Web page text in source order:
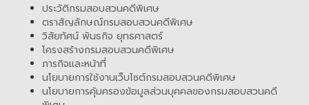
ประวัติกรมสอบสวนคดีพิเศษ
ตราสัญลักษณ์กรมสอบสวนคดีพิเศษ
วิสัยทัศน์ พันธกิจ ยุทธศาสตร์
โครงสร้างกรมสอบสวนคดีพิเศษ
ภารกิจและหน้าที่
นโยบายการใช้งานเว็บไซต์กรมสอบสวนคดีพิเศษ
นโยบายการคุ้มครองข้อมูลส่วนบุคคลของกรมสอบสวนคดี